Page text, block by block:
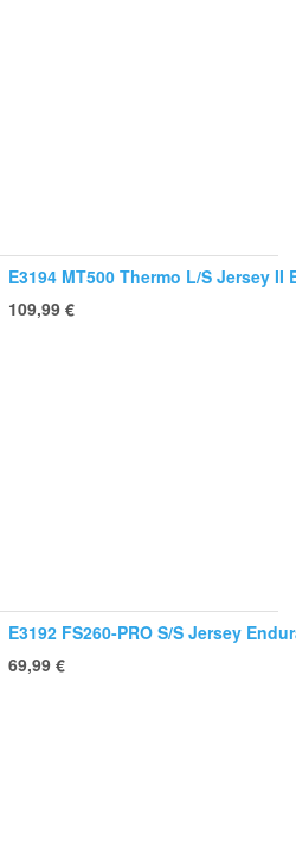
E3194 MT500 Thermo L/S Jersey II
109,99 €
E3192 FS260-PRO S/S Jersey
69,99 €